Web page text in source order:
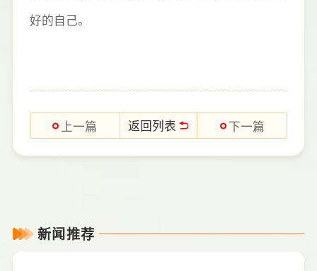
好的自己。
上一篇 返回列表 下一篇
新闻推荐